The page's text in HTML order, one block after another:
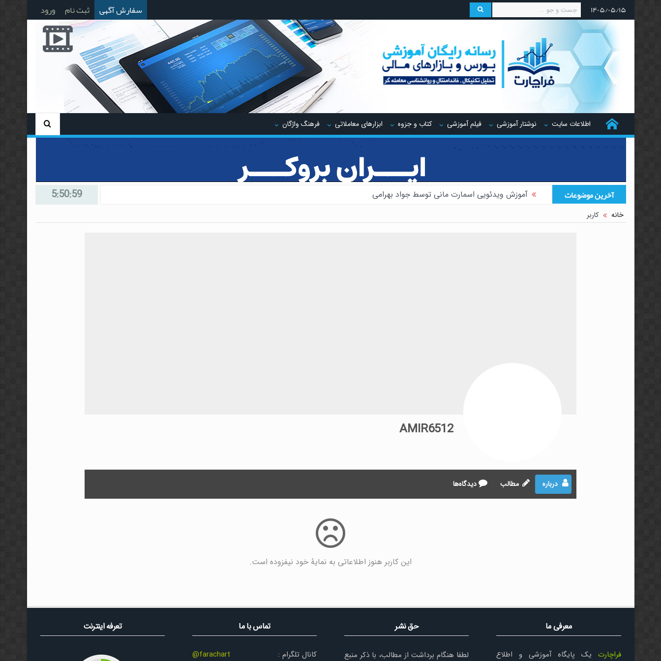
۱۴۰۵/۰۵/۱۵ سفارش آگهی ثبت نام ورود
اطلاعات سایت نوشتار آموزشی فیلم آموزشی کتاب و جزوه ابزارهای معاملاتی فرهنگ واژگان
آخرین موضوعات
آموزش ویدئویی اسمارت مانی توسط جواد بهرامی
5:50:59
خانه کاربر
AMIR6512
درباره مطالب دیدگاه‌ها
این کاربر هنوز اطلاعاتی به نمایۀ خود نیفزوده است.
معرفی ما
فراچارت یک پایگاه آموزشی و اطلاع
حق نشر
لطفا هنگام برداشت از مطالب، با ذکر منبع
تماس با ما
کانال تلگرام : @farachart
تعرفه اینترنت